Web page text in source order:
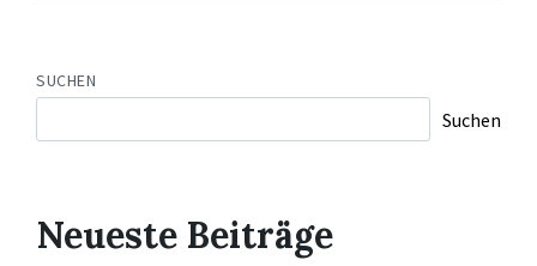
SUCHEN
Suchen
Neueste Beiträge